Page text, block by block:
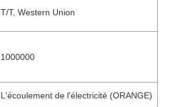
T/T, Western Union
1000000
L'écoulement de l'électricité (ORANGE)